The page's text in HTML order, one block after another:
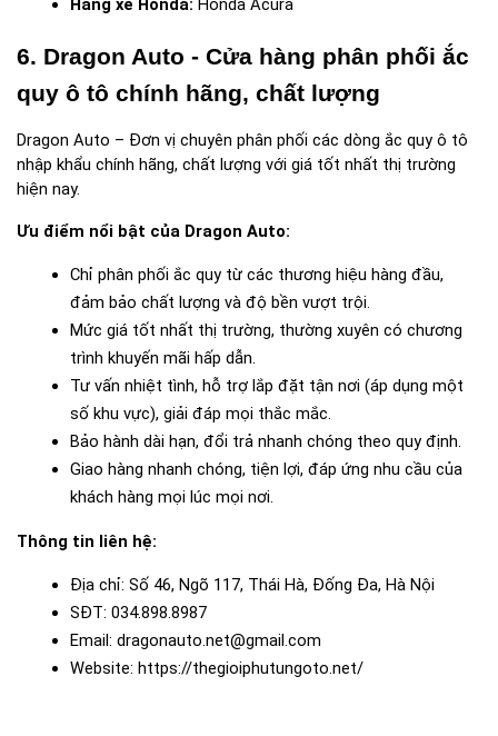
Hãng xe Honda: Honda Acura
6. Dragon Auto - Cửa hàng phân phối ắc
quy ô tô chính hãng, chất lượng
Dragon Auto – Đơn vị chuyên phân phối các dòng ắc quy ô tô
nhập khẩu chính hãng, chất lượng với giá tốt nhất thị trường
hiện nay.
Ưu điểm nổi bật của Dragon Auto:
Chỉ phân phối ắc quy từ các thương hiệu hàng đầu,
đảm bảo chất lượng và độ bền vượt trội.
Mức giá tốt nhất thị trường, thường xuyên có chương
trình khuyến mãi hấp dẫn.
Tư vấn nhiệt tình, hỗ trợ lắp đặt tận nơi (áp dụng một
số khu vực), giải đáp mọi thắc mắc.
Bảo hành dài hạn, đổi trả nhanh chóng theo quy định.
Giao hàng nhanh chóng, tiện lợi, đáp ứng nhu cầu của
khách hàng mọi lúc mọi nơi.
Thông tin liên hệ:
Địa chỉ: Số 46, Ngõ 117, Thái Hà, Đống Đa, Hà Nội
SĐT: 034.898.8987
Email: dragonauto.net@gmail.com
Website: https://thegioiphutungoto.net/